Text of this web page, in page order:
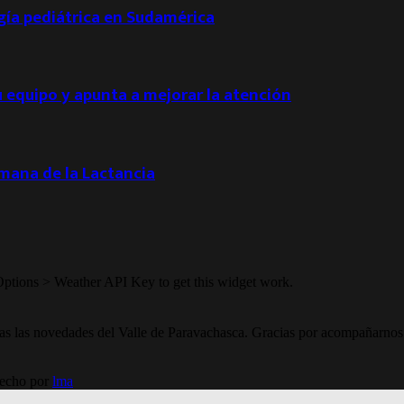
pediátrica en Sudamérica
y apunta a mejorar la atención
de la Lactancia
> Weather API Key to get this widget work.
las novedades del Valle de Paravachasca. Gracias por
por lma